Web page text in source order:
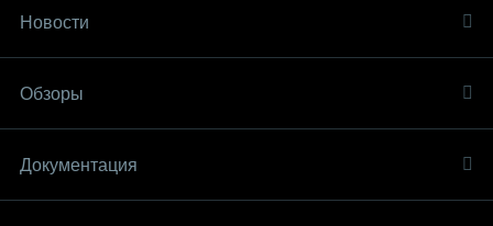
Новости
Обзоры
Документация